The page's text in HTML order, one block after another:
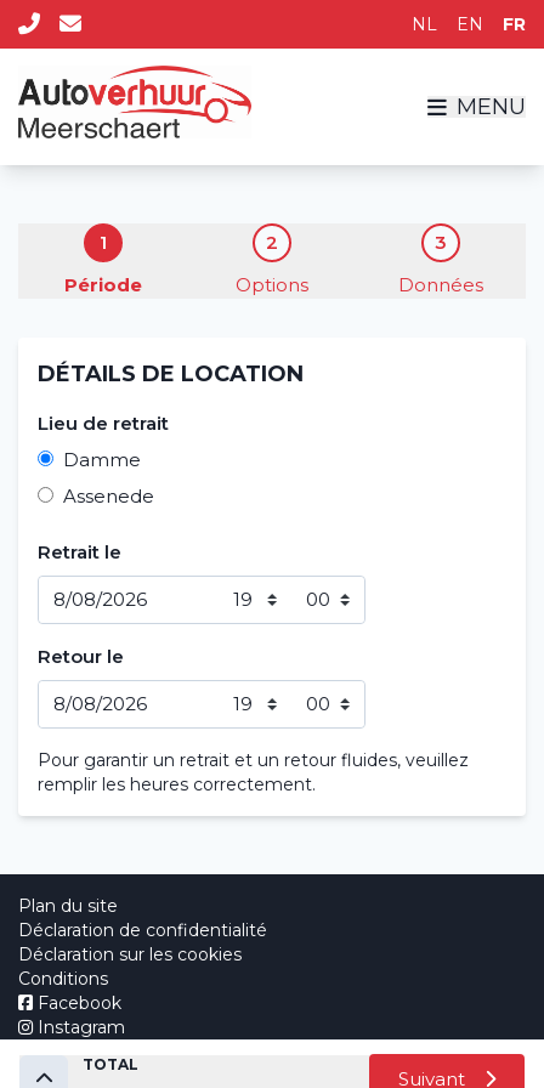
NL EN FR
MENU
Louer un véhicule
Blog
Questions fréquentes (FAQ)
Agences
Contact
1
Période
2
Options
3
Données
DÉTAILS DE LOCATION
Lieu de retrait
Damme
Assenede
Retrait le
Retour le
Pour garantir un retrait et un retour fluides, veuillez
remplir les heures correctement.
TOTAL
Suivant
Plan du site
Déclaration de confidentialité
Déclaration sur les cookies
Conditions
Facebook
Instagram
Made by